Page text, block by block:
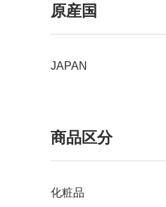
原産国
JAPAN
商品区分
化粧品